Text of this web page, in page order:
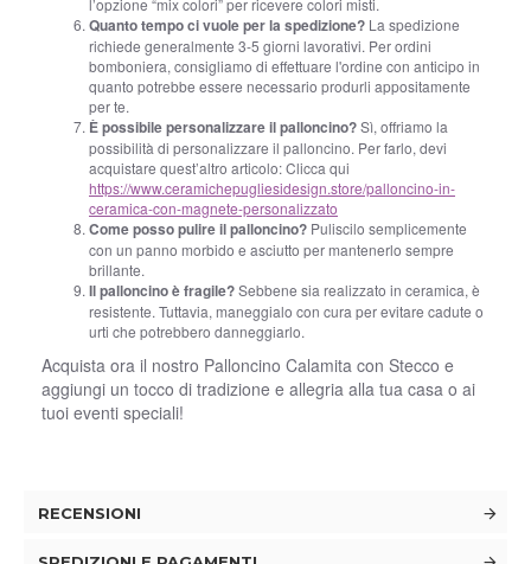
l’opzione “mix colori” per ricevere colori misti.
Quanto tempo ci vuole per la spedizione? La spedizione
richiede generalmente 3-5 giorni lavorativi. Per ordini
bomboniera, consigliamo di effettuare l'ordine con anticipo in
quanto potrebbe essere necessario produrli appositamente
per te.
È possibile personalizzare il palloncino?Sì, offriamo la
possibilità di personalizzare il palloncino. Per farlo, devi
acquistare quest’altro articolo: Clicca qui
https://www.ceramichepugliesidesign.store/palloncino-in-
ceramica-con-magnete-personalizzato
Come posso pulire il palloncino? Puliscilo semplicemente
con un panno morbido e asciutto per mantenerlo sempre
brillante.
Il palloncino è fragile?Sebbene sia realizzato in ceramica, è
resistente. Tuttavia, maneggialo con cura per evitare cadute o
urti che potrebbero danneggiarlo.
Acquista ora il nostro Palloncino Calamita con Stecco e
aggiungi un tocco di tradizione e allegria alla tua casa o ai
tuoi eventi speciali!
RECENSIONI